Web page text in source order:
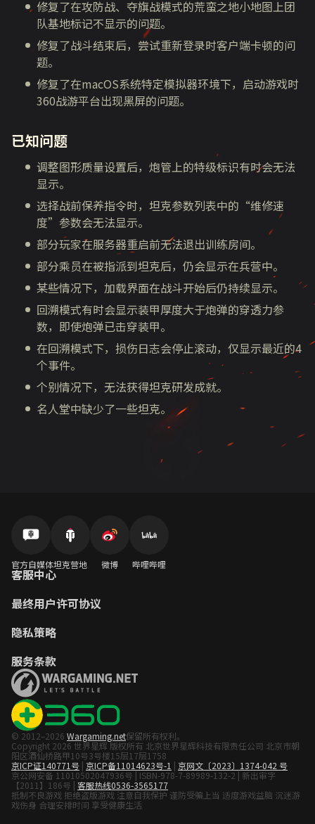
修复了在攻防战、夺旗战模式的荒蛮之地小地图上团
队基地标记不显示的问题。
修复了战斗结束后，尝试重新登录时客户端卡顿的问
题。
修复了在macOS系统特定模拟器环境下，启动游戏时
360战游平台出现黑屏的问题。
已知问题
调整图形质量设置后，炮管上的特级标识有时会无法
显示。
选择战前保养指令时，坦克参数列表中的“维修速
度”参数会无法显示。
部分玩家在服务器重启前无法退出训练房间。
部分乘员在被指派到坦克后，仍会显示在兵营中。
某些情况下，加载界面在战斗开始后仍持续显示。
回溯模式有时会显示装甲厚度大于炮弹的穿透力参
数，即使炮弹已击穿装甲。
在回溯模式下，损伤日志会停止滚动，仅显示最近的4
个事件。
个别情况下，无法获得坦克研发成就。
名人堂中缺少了一些坦克。
官方自媒体坦克营地 微博 哔哩哔哩
客服中心
最终用户许可协议
隐私策略
服务条款
© 2012–2026 Wargaming.net保留所有权利。
Copyright 2026 世界星辉 版权所有 北京世界星辉科技有限责任公司 北京市朝
阳区酒仙桥路甲10号3号楼15层17层1758
京ICP证140771号 | 京ICP备11014623号-1 | 京网文〔2023〕1374-042 号
京公网安备 11010502047936号 | ISBN-978-7-89989-132-2 | 新出审字
【2011】186号 | 客服热线0536-3565177
抵制不良游戏 拒绝盗版游戏 注意自我保护 谨防受骗上当 适度游戏益脑 沉迷游
戏伤身 合理安排时间 享受健康生活